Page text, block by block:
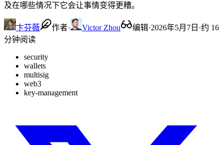
及在哪些情况下它会让事情变得更糟。
卞芬薇 作者· Victor Zhou 编辑·2026年5月7日 ·约 16
分钟阅读
security
wallets
multisig
web3
key-management